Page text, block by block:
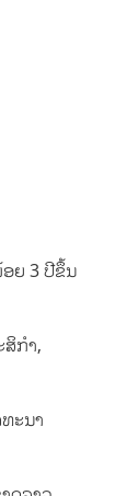
ຍ 3 ປີຂຶ້ນ
ກຳ,
ະນາ